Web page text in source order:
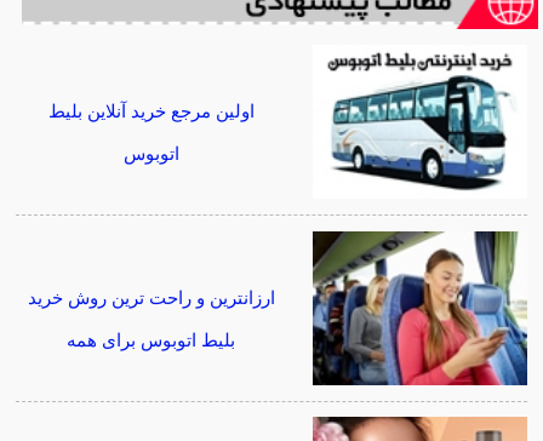
اولین مرجع خرید آنلاین بلیط
اتوبوس
ارزانترین و راحت ترین روش خرید
بلیط اتوبوس برای همه